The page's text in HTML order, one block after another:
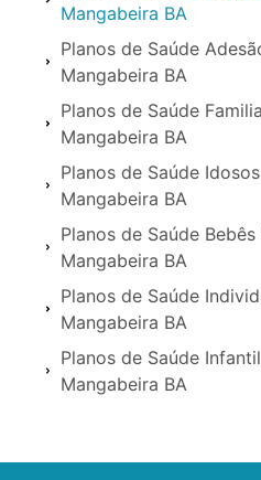
Mangabeira BA
Planos de Saúde
Mangabeira BA
Planos de Saúde
Mangabeira BA
Planos de Saúde
Mangabeira BA
Planos de Saúde
Mangabeira BA
Planos de Saúde
Mangabeira BA
Planos de Saúde
Mangabeira BA